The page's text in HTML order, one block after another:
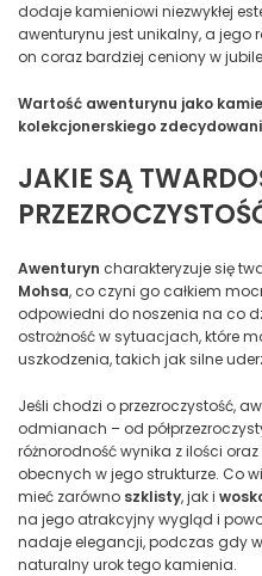
dodaje kamieniowi niezwykłej
awenturynu jest unikalny, a jego
on coraz bardziej ceniony w
Wartość awenturynu jako
kolekcjonerskiego
JAKIE SĄ
Awenturyn charakteryzuje się
Mohsa, co czyni go całkiem
odpowiedni do noszenia na co
ostrożność w sytuacjach, które
uszkodzenia, takich jak silne
Jeśli chodzi o przezroczystość,
odmianach – od
różnorodność wynika z ilości
obecnych w jego strukturze. Co
mieć zarówno szklisty, jak i
na jego atrakcyjny wygląd i
nadaje elegancji, podczas gdy
naturalny urok tego kamienia.